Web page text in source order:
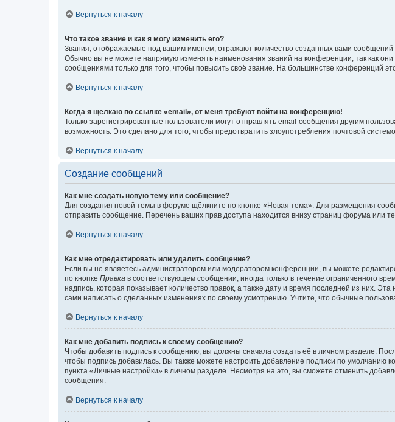
Вернуться к началу
Что такое звание и как я могу изменить его?
Звания, отображаемые под вашим именем, отражают количество созданных вами
Обычно вы не можете напрямую изменять наименования званий на конференции, так как
сообщениями только для того, чтобы повысить своё звание. На большинстве конференций
Вернуться к началу
Когда я щёлкаю по ссылке «email», от меня требуют войти на конференцию!
Только зарегистрированные пользователи могут отправлять email-сообщения другим
возможность. Это сделано для того, чтобы предотвратить злоупотребления почтовой
Вернуться к началу
Создание сообщений
Как мне создать новую тему или сообщение?
Для создания новой темы в форуме щёлкните по кнопке «Новая тема». Для размещения
отправить сообщение. Перечень ваших прав доступа находится внизу страниц форума
Вернуться к началу
Как мне отредактировать или удалить сообщение?
Если вы не являетесь администратором или модератором конференции, вы можете
по кнопке Правка в соответствующем сообщении, иногда только в течение ограниченного
надпись, которая показывает количество правок, а также дату и время последней из них.
сами написать о сделанных изменениях по своему усмотрению. Учтите, что обычные
Вернуться к началу
Как мне добавить подпись к своему сообщению?
Чтобы добавить подпись к сообщению, вы должны сначала создать её в личном разделе.
чтобы подпись добавилась. Вы также можете настроить добавление подписи по
пункта «Личные настройки» в личном разделе. Несмотря на это, вы сможете отменить
сообщения.
Вернуться к началу